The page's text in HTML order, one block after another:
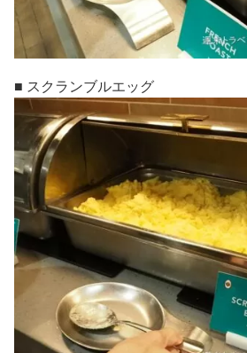
■ スクランブルエッグ